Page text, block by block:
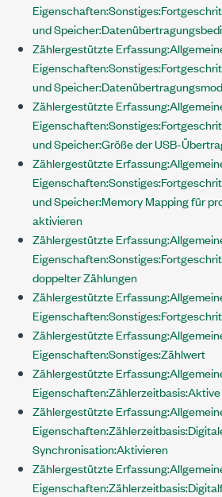
und
Zählergestützte
und
Zählergestützte
und Speicher:Größe der USB-
Zählergestützte
und Speicher:Memory Mapping für
aktivieren
Zählergestützte
doppelter Zählungen
Zählergestützte
Zählergestützte
Eigenschaften:Sonstiges:Zählwert
Zählergestützte
Zählergestützte
Synchronisation:Aktivieren
Zählergestützte